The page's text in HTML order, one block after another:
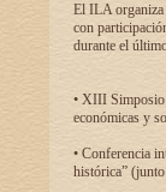
El ILA organiza
con
durante el
• XIII Simposio
económicas y
• Conferencia
histórica”